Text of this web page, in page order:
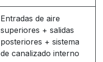
Entradas de aire
superiores + salidas
posteriores + sistema
de canalizado interno